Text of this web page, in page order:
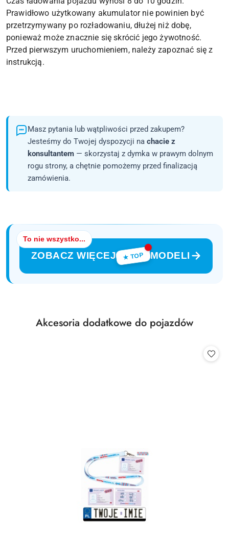
Prawidłowo użytkowany akumulator nie powinien być
przetrzymywany po rozładowaniu, dłużej niż dobę,
ponieważ może znacznie się skrócić jego żywotność.
Przed pierwszym uruchomieniem, należy zapoznać się z
instrukcją.
Masz pytania lub wątpliwości przed zakupem?
Jesteśmy do Twojej dyspozycji na chacie z
konsultantem — skorzystaj z dymka w prawym dolnym
rogu strony, a chętnie pomożemy przed finalizacją
zamówienia.
To nie wszystko...
ZOBACZ WIĘCEJ ★ TOP MODELI
Pomiń karuzelę produktów
Produkty
Akcesoria dodatkowe do pojazdów